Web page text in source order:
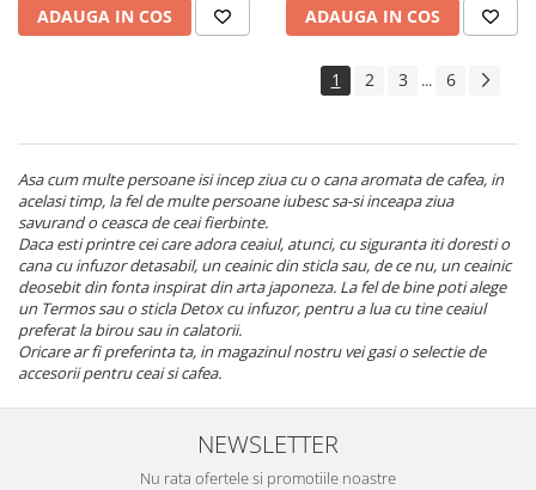
ADAUGA IN COS ADAUGA IN COS
1 2 3 ... 6
Asa cum multe persoane isi incep ziua cu o cana aromata de cafea, in
acelasi timp, la fel de multe persoane iubesc sa-si inceapa ziua
savurand o ceasca de ceai fierbinte.
Daca esti printre cei care adora ceaiul, atunci, cu siguranta iti doresti o
cana cu infuzor detasabil, un ceainic din sticla sau, de ce nu, un ceainic
deosebit din fonta inspirat din arta japoneza. La fel de bine poti alege
un Termos sau o sticla Detox cu infuzor, pentru a lua cu tine ceaiul
preferat la birou sau in calatorii.
Oricare ar fi preferinta ta, in magazinul nostru vei gasi o selectie de
accesorii pentru ceai si cafea.
NEWSLETTER
Nu rata ofertele si promotiile noastre